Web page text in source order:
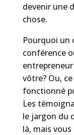
devenir une
chose.
Pourquoi un
conférence
vôtre? Ou,
fonctionné
Les
le jargon du
là, mais vous